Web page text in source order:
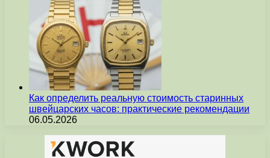
Как определить реальную стоимость старинных
швейцарских часов: практические рекомендации
06.05.2026